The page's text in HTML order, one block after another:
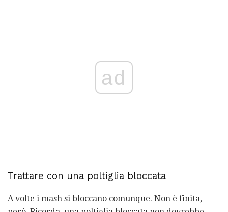
ad
Trattare con una poltiglia bloccata
A volte i mash si bloccano comunque. Non è finita,